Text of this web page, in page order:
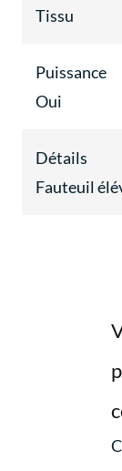
Tissu
Puissance
Oui
Détails
Fauteuil